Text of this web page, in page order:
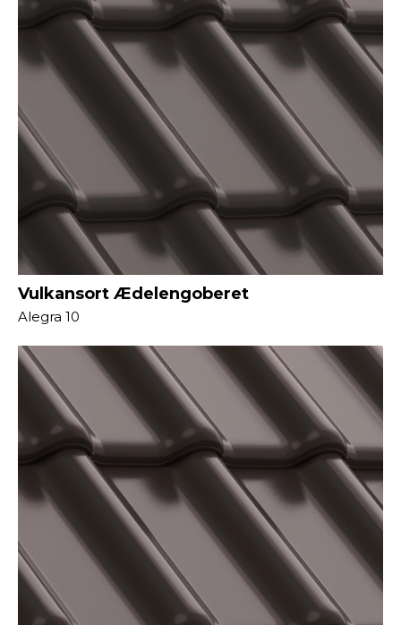
Vulkansort Ædelengoberet
Alegra 10